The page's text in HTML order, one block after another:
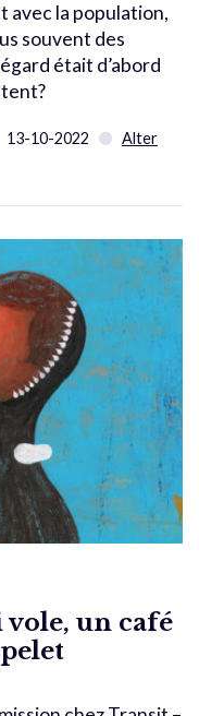
avec la population,
souvent des
était d’abord
13-10-2022
Alter
vole, un café